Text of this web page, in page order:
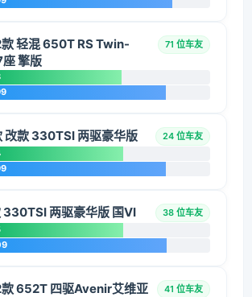
轻混 650T RS Twin-
擎版
71 位车友
改款 330TSI 两驱豪华版 24 位车友
330TSI 两驱豪华版 国VI 38 位车友
652T 四驱Avenir艾维亚
41 位车友